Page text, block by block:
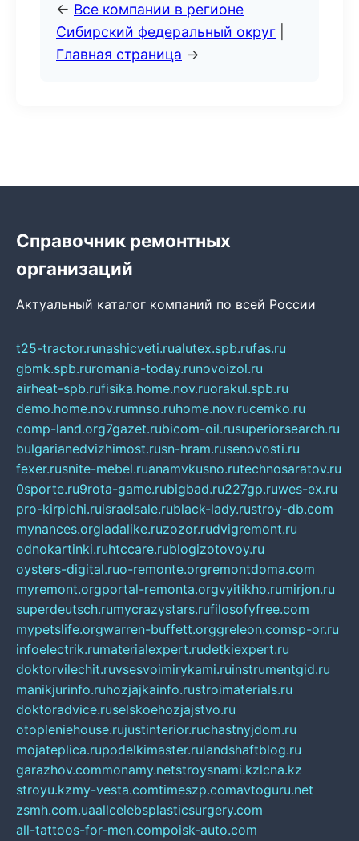
← Все компании в регионе
Сибирский федеральный округ
Главная страница →
Справочник ремонтных
организаций
Актуальный каталог компаний по всей России
t25-tractor.runashicveti.rualutex.spb.rufas.ru
gbmk.spb.ruromania-today.runovoizol.ru
airheat-spb.rufisika.home.nov.ruorakul.spb.ru
demo.home.nov.rumnso.ruhome.nov.rucemko.ru
comp-land.org7gazet.rubicom-oil.rusuperiorsearch.ru
bulgarianedvizhimost.rusn-hram.rusenovosti.ru
fexer.rusnite-mebel.ruanamvkusno.rutechnosaratov.ru
0sporte.ru9rota-game.rubigbad.ru227gp.ruwes-ex.ru
pro-kirpichi.ruisraelsale.rublack-lady.rustroy-db.com
mynances.orgladalike.ruzozor.rudvigremont.ru
odnokartinki.ruhtccare.rublogizotovoy.ru
oysters-digital.ruo-remonte.orgremontdoma.com
myremont.orgportal-remonta.orgvyitikho.rumirjon.ru
superdeutsch.rumycrazystars.rufilosofyfree.com
mypetslife.orgwarren-buffett.orggreleon.comsp-or.ru
infoelectrik.rumaterialexpert.rudetkiexpert.ru
doktorvilechit.ruvsesvoimirykami.ruinstrumentgid.ru
manikjurinfo.ruhozjajkainfo.rustroimaterials.ru
doktoradvice.ruselskoehozjajstvo.ru
otopleniehouse.rujustinterior.ruchastnyjdom.ru
mojateplica.rupodelkimaster.rulandshaftblog.ru
garazhov.commonamy.netstroysnami.kzlcna.kz
stroyu.kzmy-vesta.comtimeszp.comavtoguru.net
zsmh.com.uaallcelebsplasticsurgery.com
all-tattoos-for-men.compoisk-auto.com